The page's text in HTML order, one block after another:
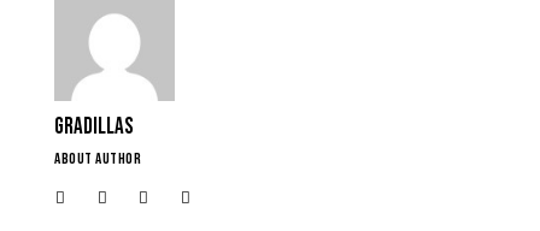
Gradillas
ABOUT AUTHOR